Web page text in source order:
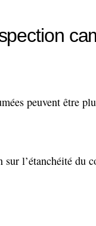
peuvent être
l’étanchéité